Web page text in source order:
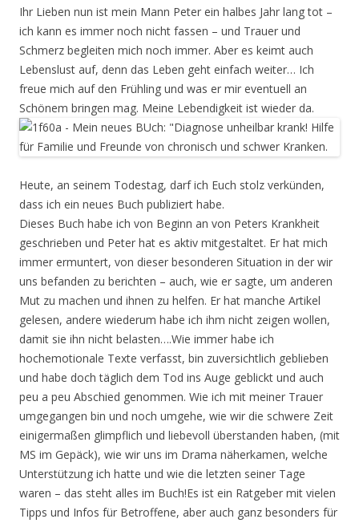
Ihr Lieben nun ist mein Mann Peter ein halbes Jahr lang tot –
ich kann es immer noch nicht fassen – und Trauer und
Schmerz begleiten mich noch immer. Aber es keimt auch
Lebenslust auf, denn das Leben geht einfach weiter… Ich
freue mich auf den Frühling und was er mir eventuell an
Schönem bringen mag. Meine Lebendigkeit ist wieder da.
Heute, an seinem Todestag, darf ich Euch stolz verkünden,
dass ich ein neues Buch publiziert habe.
Dieses Buch habe ich von Beginn an von Peters Krankheit
geschrieben und Peter hat es aktiv mitgestaltet. Er hat mich
immer ermuntert, von dieser besonderen Situation in der wir
uns befanden zu berichten – auch, wie er sagte, um anderen
Mut zu machen und ihnen zu helfen. Er hat manche Artikel
gelesen, andere wiederum habe ich ihm nicht zeigen wollen,
damit sie ihn nicht belasten….Wie immer habe ich
hochemotionale Texte verfasst, bin zuversichtlich geblieben
und habe doch täglich dem Tod ins Auge geblickt und auch
peu a peu Abschied genommen. Wie ich mit meiner Trauer
umgegangen bin und noch umgehe, wie wir die schwere Zeit
einigermaßen glimpflich und liebevoll überstanden haben, (mit
MS im Gepäck), wie wir uns im Drama näherkamen, welche
Unterstützung ich hatte und wie die letzten seiner Tage
waren – das steht alles im Buch!Es ist ein Ratgeber mit vielen
Tipps und Infos für Betroffene, aber auch ganz besonders für